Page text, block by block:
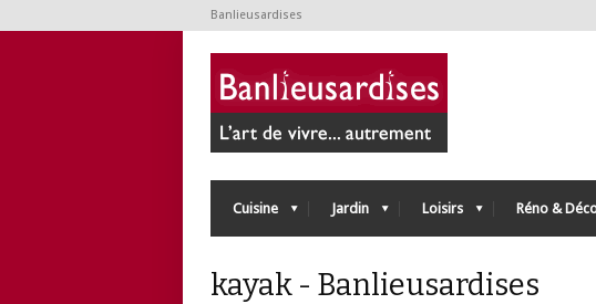
Banlieusardises
Cuisine Jardin Loisirs Réno &
kayak - Banlieusardises